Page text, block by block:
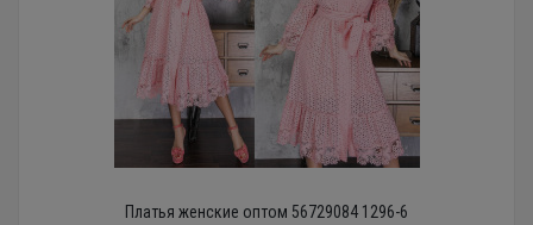
Платья женские оптом 56729084 1296-6